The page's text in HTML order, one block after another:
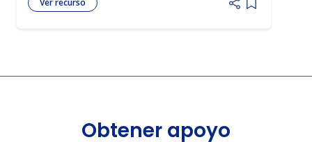
Ver recurso
Add item
Obtener apoyo